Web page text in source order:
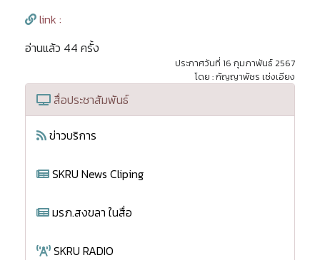
link :
อ่านแล้ว 44 ครั้ง
ประกาศวันที่ 16 กุมภาพันธ์ 2567
โดย : กัญญาพัชร เซ่งเอียง
สื่อประชาสัมพันธ์
ข่าวบริการ
SKRU News Cliping
มรภ.สงขลา ในสื่อ
SKRU RADIO